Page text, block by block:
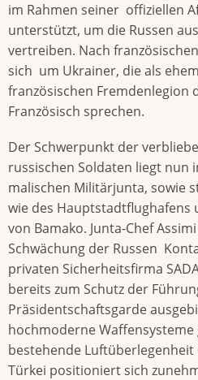
im Rahmen seiner offiziellen
unterstützt, um die Russen
vertreiben. Nach
sich um Ukrainer, die als
französischen Fremdenlegion
Französisch sprechen.
Der Schwerpunkt der
russischen Soldaten liegt nun
malischen Militärjunta, sowie
wie des Hauptstadtflughafens
von Bamako. Junta-Chef
Schwächung der Russen
privaten Sicherheitsfirma
bereits zum Schutz der
Präsidentschaftsgarde
hochmoderne
bestehende Luftüberlegenheit
Türkei positioniert sich